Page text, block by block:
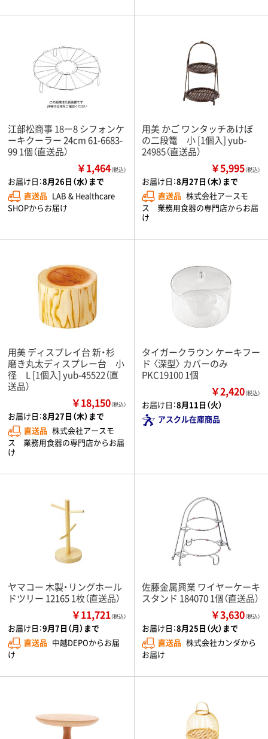
江部松商事 18ー8 シフォンケ
ーキクーラー 24cm 61-6683-
99 1個（直送品）
￥1,464（税込）
お届け日：8月26日（水）まで
直送品 LAB & Healthcare
SHOPからお届け
用美 かご ワンタッチあけぼ
の二段篭 小 [1個入] yub-
24985（直送品）
￥5,995（税込）
お届け日：8月27日（木）まで
直送品 株式会社アースモ
ス 業務用食器の専門店からお届
け
用美 ディスプレイ台 新・杉
磨き丸太ディスプレー台 小
径 L [1個入] yub-45522（直
送品）
￥18,150（税込）
お届け日：8月27日（木）まで
直送品 株式会社アースモ
ス 業務用食器の専門店からお届
け
タイガークラウン ケーキフー
ド 〈深型〉 カバーのみ
PKC19100 1個
￥2,420（税込）
お届け日：8月11日（火）
アスクル在庫商品
ヤマコー 木製・リングホール
ドツリー 12165 1枚（直送品）
￥11,721（税込）
お届け日：9月7日（月）まで
直送品 中越DEPOからお届
け
佐藤金属興業 ワイヤーケーキ
スタンド 184070 1個（直送品）
￥3,630（税込）
お届け日：8月25日（火）まで
直送品 株式会社カンダから
お届け